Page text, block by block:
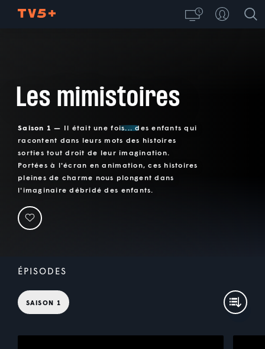
Les mimistoires
Saison 1 — Il était une fois... des enfants qui
racontent dans leurs mots des histoires
sorties tout droit de leur imagination.
Portées à l'écran en animation, ces histoires
pleines de charme nous plongent dans
l'imaginaire débridé des enfants.
ÉPISODES
SAISON 1